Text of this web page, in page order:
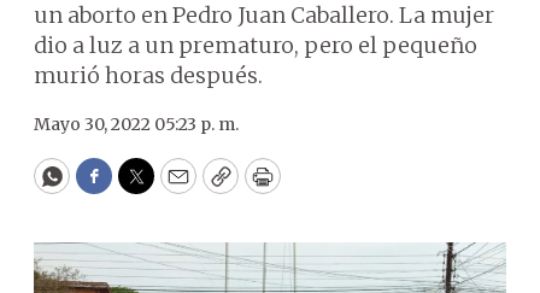
un aborto en Pedro Juan Caballero. La mujer
dio a luz a un prematuro, pero el pequeño
murió horas después.
Mayo 30, 2022 05:23 p. m.
WhatsApp
Facebook
Twitter
EmailCopyPrint